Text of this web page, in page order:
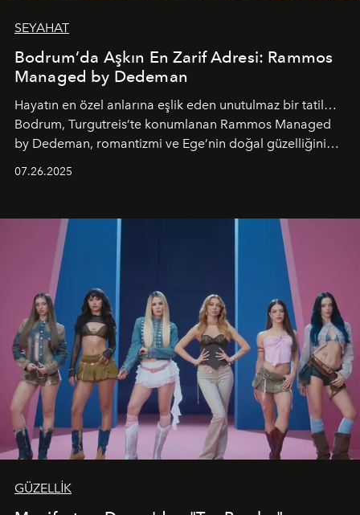
SEYAHAT
Bodrum’da Aşkın En Zarif Adresi: Rammos
Managed by Dedeman
Hayatın en özel anlarına eşlik eden unutulmaz bir tatil…
Bodrum, Turgutreis’te konumlanan Rammos Managed
by Dedeman, romantizmi ve Ege’nin doğal güzelliğini
07.26.2025
GÜZELLİK